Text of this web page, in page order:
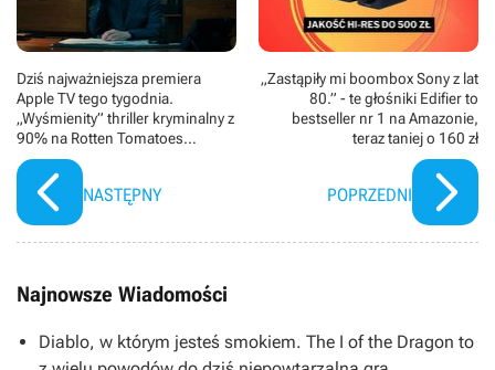
Dziś najważniejsza premiera
Apple TV tego tygodnia.
„Wyśmienity” thriller kryminalny z
90% na Rotten Tomatoes
powraca z 2. sezonem
NASTĘPNY
„Zastąpiły mi boombox Sony z lat
80.” - te głośniki Edifier to
bestseller nr 1 na Amazonie,
teraz taniej o 160 zł
POPRZEDNI
Najnowsze Wiadomości
Diablo, w którym jesteś smokiem. The I of the Dragon to